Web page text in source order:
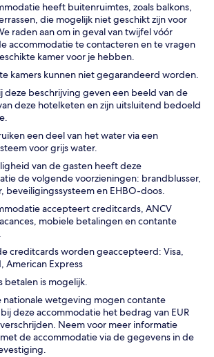
heeft buitenruimtes, zoals balkons,
die mogelijk niet geschikt zijn voor
raden aan om in geval van twijfel vóór
accommodatie te contacteren en te vragen
kamer voor je hebben.
kamers kunnen niet gegarandeerd worden.
deze beschrijving geven een beeld van de
deze hotelketen en zijn uitsluitend bedoeld
een deel van het water via een
voor grijs water.
van de gasten heeft deze
de volgende voorzieningen: brandblusser,
beveiligingssysteem en EHBO-doos.
accepteert creditcards, ANCV
mobiele betalingen en contante
creditcards worden geaccepteerd: Visa,
American Express
betalen is mogelijk.
nationale wetgeving mogen contante
deze accommodatie het bedrag van EUR
Neem voor meer informatie
de accommodatie via de gegevens in de